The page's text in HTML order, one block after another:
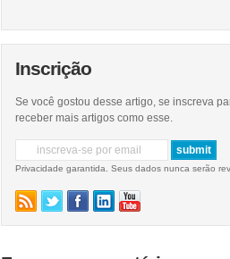
Inscrição
Se você gostou desse artigo, se inscreva
receber mais artigos como esse.
Privacidade garantida. Seus dados nunca serão